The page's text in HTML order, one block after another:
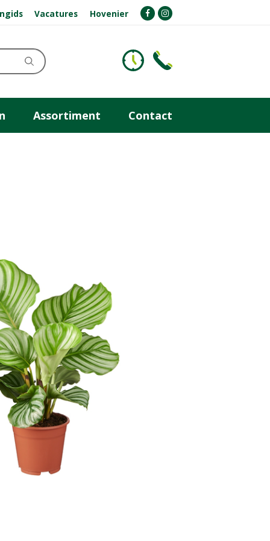
Vacatures Hovenier
Assortiment Contact